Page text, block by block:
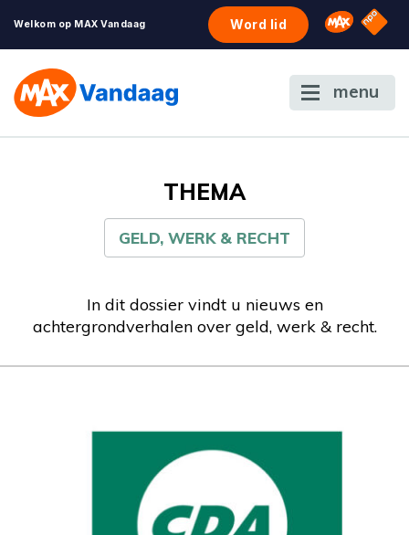
Welkom op MAX Vandaag Word lid Omroep
NPO
menu
THEMA
GELD, WERK & RECHT
In dit dossier vindt u nieuws en
achtergrondverhalen over geld, werk & recht.